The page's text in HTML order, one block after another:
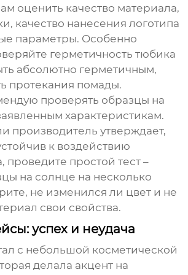
оценить качество материала,
качество нанесения логотипа
параметры. Особенно
герметичность тюбика
абсолютно герметичным,
протекания помады.
проверять образцы на
характеристикам.
производитель утверждает,
к воздействию
проведите простой тест –
на солнце на несколько
не изменился ли цвет и не
свои свойства.
успех и неудача
с небольшой косметической
делала акцент на